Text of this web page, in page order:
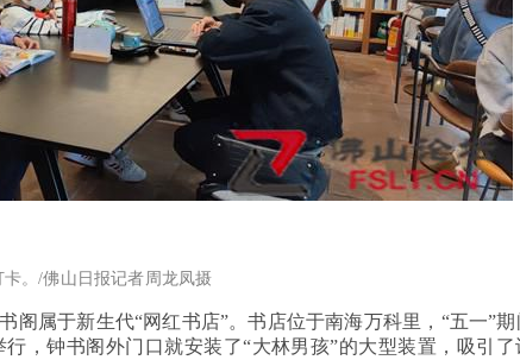
。/佛山日报记者周龙凤摄
阁属于新生代“网红书店”。书店位于南海万科里，“五一”
，钟书阁外门口就安装了“大林男孩”的大型装置，吸引了